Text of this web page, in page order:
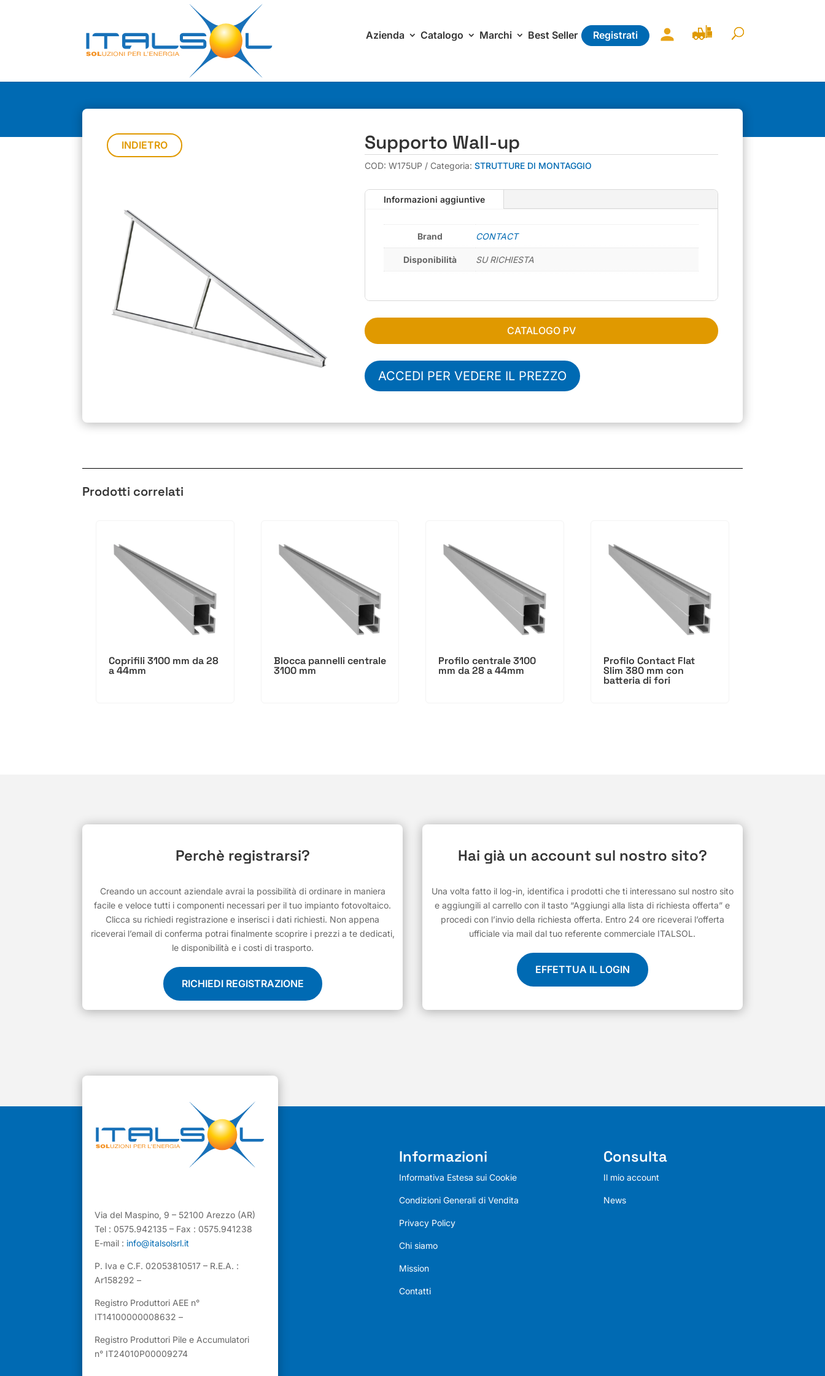
Azienda Catalogo Marchi Best Seller Registrati
INDIETRO Supporto Wall-up
COD:W175UP Categoria:STRUTTURE DI MONTAGGIO
Informazioni aggiuntive
Brand CONTACT
Disponibilità SU RICHIESTA
CATALOGO PV
ACCEDI PER VEDERE IL PREZZO
Prodotti correlati
Coprifili 3100 mm da 28
a 44mm
Blocca pannelli centrale
3100 mm
Profilo centrale 3100
mm da 28 a 44mm
Profilo Contact Flat
Slim 380 mm con
batteria di fori
Perchè registrarsi?
Creando un account aziendale avrai la possibilità di ordinare in maniera
facile e veloce tutti i componenti necessari per il tuo impianto fotovoltaico.
Clicca su richiedi registrazione e inserisci i dati richiesti. Non appena
riceverai l’email di conferma potrai finalmente scoprire i prezzi a te dedicati,
le disponibilità e i costi di trasporto.
RICHIEDI REGISTRAZIONE
Hai già un account sul nostro sito?
Una volta fatto il log-in, identifica i prodotti che ti interessano sul nostro sito
e aggiungili al carrello con il tasto “Aggiungi alla lista di richiesta offerta” e
procedi con l’invio della richiesta offerta. Entro 24 ore riceverai l’offerta
ufficiale via mail dal tuo referente commerciale ITALSOL.
EFFETTUA IL LOGIN
Via del Maspino, 9 – 52100 Arezzo (AR)
Tel : 0575.942135 – Fax : 0575.941238
E-mail : info@italsolsrl.it
P. Iva e C.F. 02053810517 – R.E.A. :
Ar158292 –
Registro Produttori AEE n°
IT14100000008632 –
Registro Produttori Pile e Accumulatori
n° IT24010P00009274
Informazioni
Informativa Estesa sui Cookie
Condizioni Generali di Vendita
Privacy Policy
Chi siamo
Mission
Contatti
Consulta
Il mio account
News